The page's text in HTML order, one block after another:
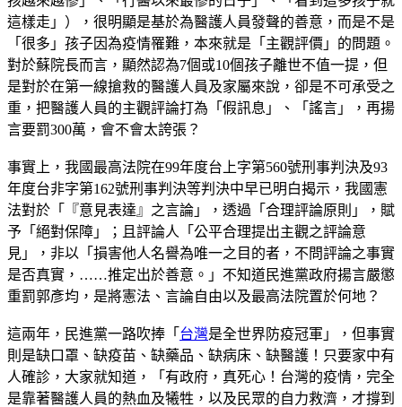
這樣走」），很明顯是基於為醫護人員發聲的善意，而是不是
「很多」孩子因為疫情罹難，本來就是「主觀評價」的問題。
對於蘇院長而言，顯然認為7個或10個孩子離世不值一提，但
是對於在第一線搶救的醫護人員及家屬來說，卻是不可承受之
重，把醫護人員的主觀評論打為「假訊息」、「謠言」，再揚
言要罰300萬，會不會太誇張？
事實上，我國最高法院在99年度台上字第560號刑事判決及93
年度台非字第162號刑事判決等判決中早已明白揭示，我國憲
法對於「『意見表達』之言論」，透過「合理評論原則」，賦
予「絕對保障」；且評論人「公平合理提出主觀之評論意
見」，非以「損害他人名譽為唯一之目的者，不問評論之事實
是否真實，……推定出於善意。」不知道民進黨政府揚言嚴懲
重罰郭彥均，是將憲法、言論自由以及最高法院置於何地？
這兩年，民進黨一路吹捧「 台灣是全世界防疫冠軍」，但事實
則是缺口罩、缺疫苗、缺藥品、缺病床、缺醫護！只要家中有
人確診，大家就知道，「有政府，真死心！台灣的疫情，完全
是靠著醫護人員的熱血及犧牲，以及民眾的自力救濟，才撐到